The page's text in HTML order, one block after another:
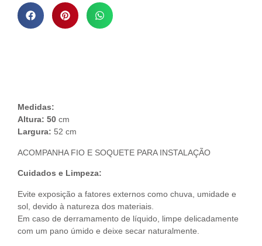
Medidas:
Altura: 50 cm
Largura: 52 cm
ACOMPANHA FIO E SOQUETE PARA INSTALAÇÃO
Cuidados e Limpeza:
Evite exposição a fatores externos como chuva, umidade e
sol, devido à natureza dos materiais.
Em caso de derramamento de líquido, limpe delicadamente
com um pano úmido e deixe secar naturalmente.